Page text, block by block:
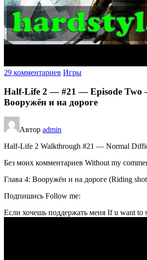
29 комментариев Игры
Half-Life 2 — #21 — Episode Two
Вооружён и на дороге
Автор admin
Half-Life 2 Walkthrough #21 — Normal
Без моих комментариев Without my
Глава 4: Вооружён и на дороге (Riding
Подпишись Follow me:
Если хочешь поддержать меня If u want to